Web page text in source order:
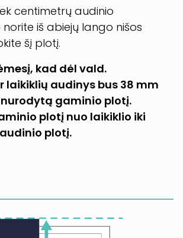
centimetrų audinio
iš abiejų lango nišos
šį plotį.
kad dėl vald.
laikiklių audinys bus 38 mm
nurodytą gaminio plotį.
plotį nuo laikiklio iki
plotį.